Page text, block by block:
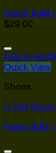
Rated 5.00
$29.00
Add to
Quick View
Shoes
U Old Skool
Rated 3.67